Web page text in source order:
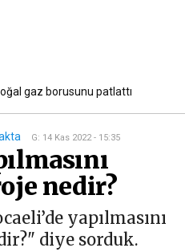
gaz borusunu patlattı
G: 14 Kas 2022 - 15:35
nedir?
yapılmasını
diye sorduk.